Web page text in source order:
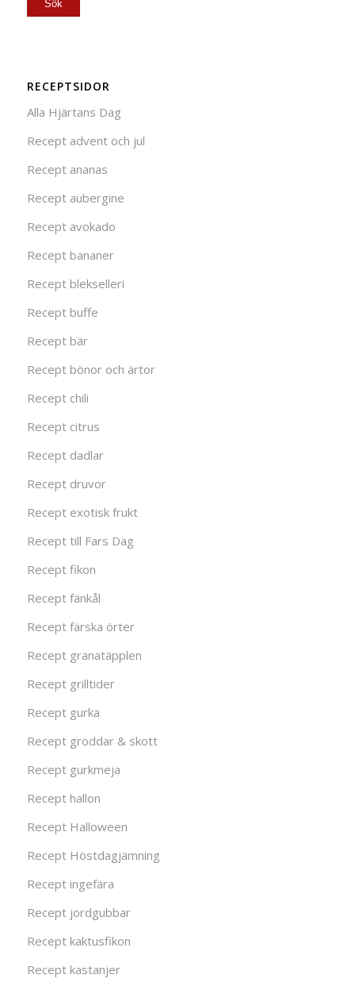
RECEPTSIDOR
Alla Hjärtans Dag
Recept advent och jul
Recept ananas
Recept aubergine
Recept avokado
Recept bananer
Recept blekselleri
Recept buffe
Recept bär
Recept bönor och ärtor
Recept chili
Recept citrus
Recept dadlar
Recept druvor
Recept exotisk frukt
Recept till Fars Dag
Recept fikon
Recept fänkål
Recept färska örter
Recept granatäpplen
Recept grilltider
Recept gurka
Recept groddar & skott
Recept gurkmeja
Recept hallon
Recept Halloween
Recept Höstdagjämning
Recept ingefära
Recept jordgubbar
Recept kaktusfikon
Recept kastanjer